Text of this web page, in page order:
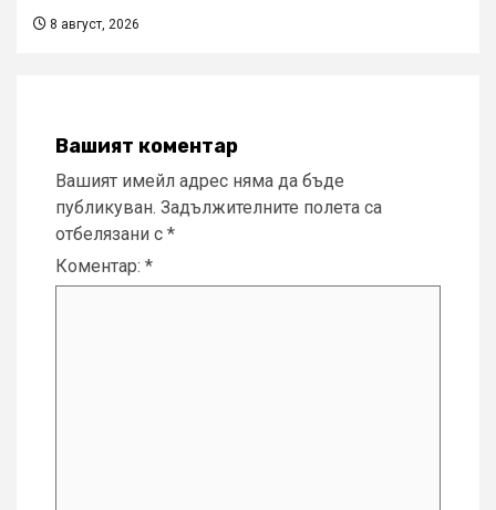
8 август, 2026
Вашият коментар
Вашият имейл адрес няма да бъде
публикуван. Задължителните полета са
отбелязани с *
Коментар: *